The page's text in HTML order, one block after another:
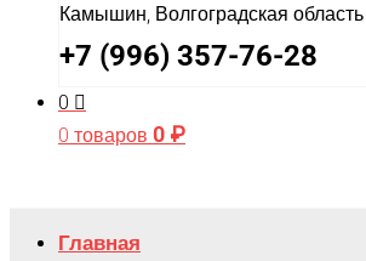
Камышин, Волгоградская область
+7 (996) 357-76-28
0
0 товаров 0 ₽
Главная